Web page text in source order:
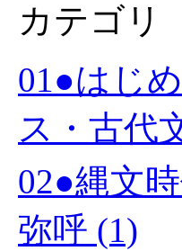
カテゴリ
01●はじ
ス・古代
02●縄文
弥呼 (1)